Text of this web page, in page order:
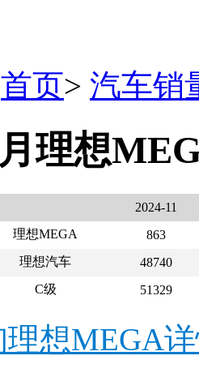
首页> 汽车销
理想
2024-11
理想MEGA
863
理想汽车
48740
C级
51329
理想MEGA